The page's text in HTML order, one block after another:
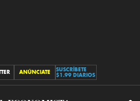
ANÚNCIATE
SUSCRÍBETE
$1.99 DIARIOS